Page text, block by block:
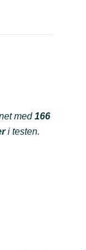
med166
i testen.